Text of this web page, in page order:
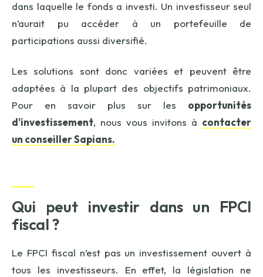
dans laquelle le fonds a investi. Un investisseur seul
n’aurait pu accéder à un portefeuille de
participations aussi diversifié.
Les solutions sont donc variées et peuvent être
adaptées à la plupart des objectifs patrimoniaux.
Pour en savoir plus sur les opportunités
d'investissement, nous vous invitons à contacter
un conseiller Sapians.
Qui peut investir dans un FPCI
fiscal ?
Le FPCI fiscal n’est pas un investissement ouvert à
tous les investisseurs. En effet, la législation ne